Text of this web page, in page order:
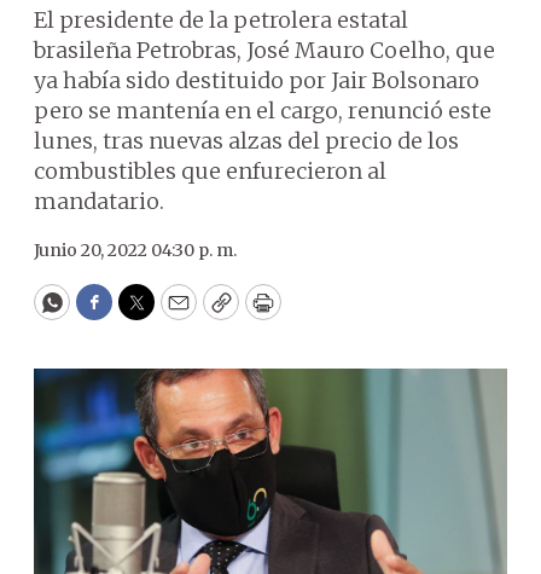
El presidente de la petrolera estatal
brasileña Petrobras, José Mauro Coelho, que
ya había sido destituido por Jair Bolsonaro
pero se mantenía en el cargo, renunció este
lunes, tras nuevas alzas del precio de los
combustibles que enfurecieron al
mandatario.
Junio 20, 2022 04:30 p. m.
WhatsApp
Facebook
Twitter
EmailCopyPrint